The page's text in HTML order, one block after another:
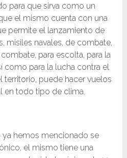
para que sirva como un
el mismo cuenta con una
permite el lanzamiento de
misiles navales, de combate,
para escolta, para la
como para la lucha contra el
territorio, puede hacer vuelos
en todo tipo de clima.
ya hemos mencionado se
el mismo tiene una